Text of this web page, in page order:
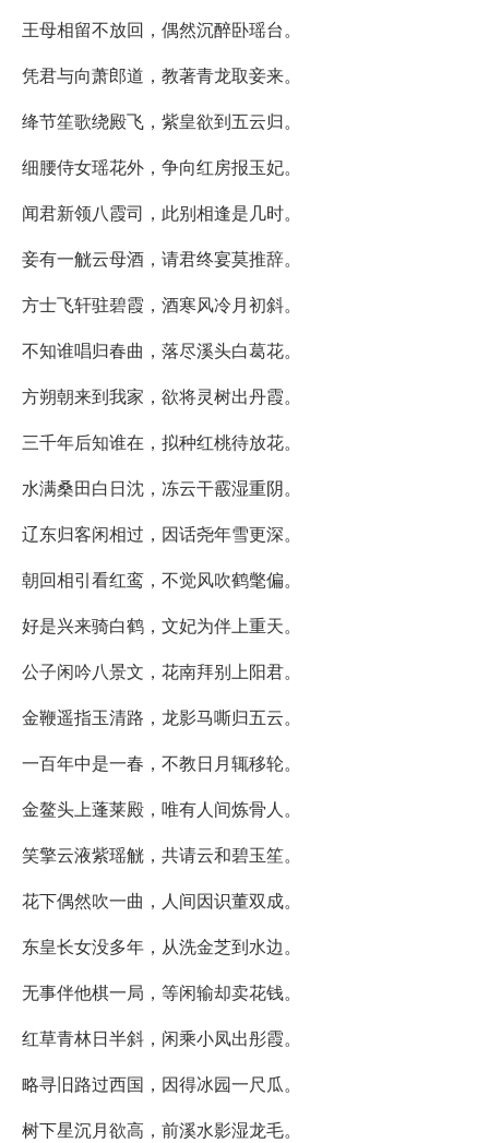
王母相留不放回，偶然沉醉卧瑶台。
凭君与向萧郎道，教著青龙取妾来。
绛节笙歌绕殿飞，紫皇欲到五云归。
细腰侍女瑶花外，争向红房报玉妃。
闻君新领八霞司，此别相逢是几时。
妾有一觥云母酒，请君终宴莫推辞。
方士飞轩驻碧霞，酒寒风冷月初斜。
不知谁唱归春曲，落尽溪头白葛花。
方朔朝来到我家，欲将灵树出丹霞。
三千年后知谁在，拟种红桃待放花。
水满桑田白日沈，冻云干霰湿重阴。
辽东归客闲相过，因话尧年雪更深。
朝回相引看红鸾，不觉风吹鹤氅偏。
好是兴来骑白鹤，文妃为伴上重天。
公子闲吟八景文，花南拜别上阳君。
金鞭遥指玉清路，龙影马嘶归五云。
一百年中是一春，不教日月辄移轮。
金鳌头上蓬莱殿，唯有人间炼骨人。
笑擎云液紫瑶觥，共请云和碧玉笙。
花下偶然吹一曲，人间因识董双成。
东皇长女没多年，从洗金芝到水边。
无事伴他棋一局，等闲输却卖花钱。
红草青林日半斜，闲乘小凤出彤霞。
略寻旧路过西国，因得冰园一尺瓜。
树下星沉月欲高，前溪水影湿龙毛。